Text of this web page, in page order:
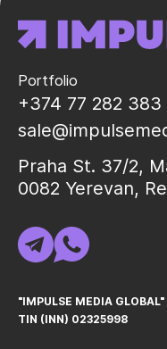
Portfolio
+374 77 282 383
Praha St. 37/2,
0082 Yerevan,
"IMPULSE MEDIA GLOBAL"
TIN (INN) 02325998